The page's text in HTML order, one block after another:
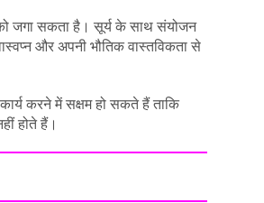
जगा सकता है। सूर्य के साथ संयोजन
और अपनी भौतिक वास्तविकता से
करने में सक्षम हो सकते हैं ताकि
होते हैं।